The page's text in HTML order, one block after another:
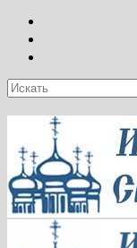
Искать: